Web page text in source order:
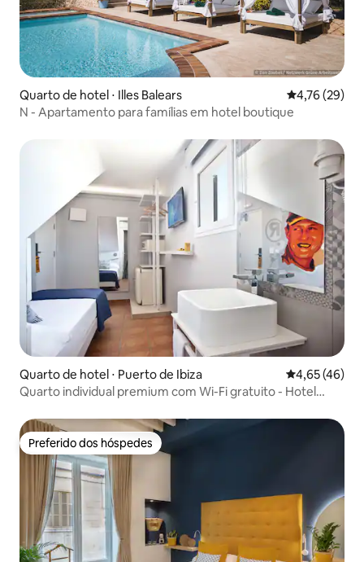
Quarto de hotel ⋅ Illes Balears 4,76 de uma
4,76 (29)
N - Apartamento para famílias em hotel boutique
Quarto de hotel ⋅ Puerto de Ibiza 4,65 de uma
4,65 (46)
Quarto individual premium com Wi-Fi gratuito - Hotel
Preferido dos hóspedes
Preferido dos hóspedes